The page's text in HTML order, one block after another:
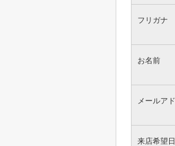
フリガナ
お名前
メールア
来店希望日